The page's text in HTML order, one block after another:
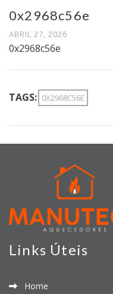
0x2968c56e
ABRIL 27, 2026
0x2968c56e
TAGS: 0X2968C56E
Links Úteis
Home